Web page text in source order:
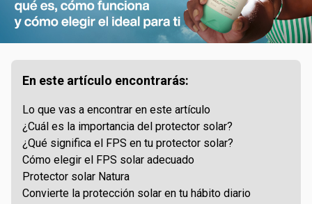
En este artículo encontrarás:
Lo que vas a encontrar en este artículo
¿Cuál es la importancia del protector solar?
¿Qué significa el FPS en tu protector solar?
Cómo elegir el FPS solar adecuado
Protector solar Natura
Convierte la protección solar en tu hábito diario